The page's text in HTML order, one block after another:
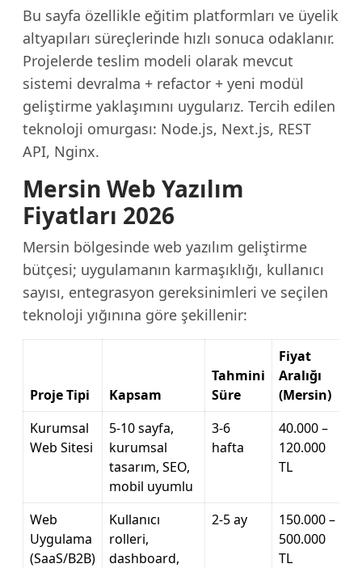
Bu sayfa özellikle eğitim platformları ve üyelik
altyapıları süreçlerinde hızlı sonuca odaklanır.
Projelerde teslim modeli olarak mevcut
sistemi devralma + refactor + yeni modül
geliştirme yaklaşımını uygularız. Tercih edilen
teknoloji omurgası: Node.js, Next.js, REST
API, Nginx.
Mersin Web Yazılım
Fiyatları 2026
Mersin bölgesinde web yazılım geliştirme
bütçesi; uygulamanın karmaşıklığı, kullanıcı
sayısı, entegrasyon gereksinimleri ve seçilen
teknoloji yığınına göre şekillenir:
Proje Tipi Kapsam
Tahmini
Süre
Fiyat
Aralığı
(Mersin)
Kurumsal
Web Sitesi
5-10 sayfa,
kurumsal
tasarım, SEO,
mobil uyumlu
3-6
hafta
40.000 –
120.000
TL
Web
Uygulama
(SaaS/B2B)
Kullanıcı
rolleri,
dashboard,
2-5 ay
150.000 –
500.000
TL